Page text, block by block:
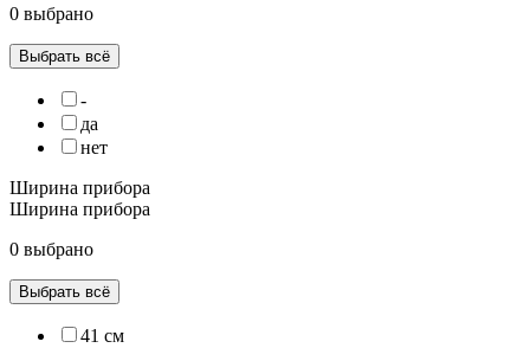
0 выбрано
Выбрать всё
-
да
нет
Ширина прибора
Ширина прибора
0 выбрано
Выбрать всё
41 см